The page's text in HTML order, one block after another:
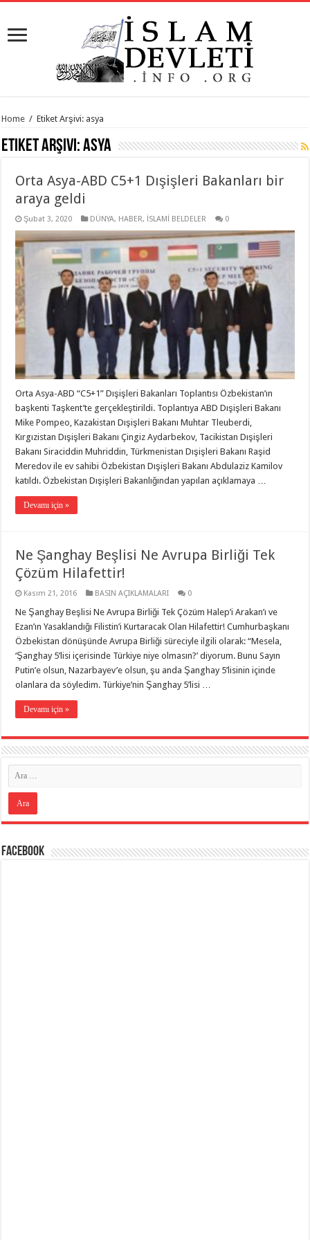
Home / Etiket Arşivi: asya
Etiket Arşivi:asya
Orta Asya-ABD C5+1 Dışişleri Bakanları bir
araya geldi
Şubat 3, 2020 DÜNYA, HABER, İSLAMİ BELDELER 0
Orta Asya-ABD “C5+1” Dışişleri Bakanları Toplantısı Özbekistan’ın
başkenti Taşkent’te gerçekleştirildi. Toplantıya ABD Dışişleri Bakanı
Mike Pompeo, Kazakistan Dışişleri Bakanı Muhtar Tleuberdi,
Kırgızistan Dışişleri Bakanı Çingiz Aydarbekov, Tacikistan Dışişleri
Bakanı Siraciddin Muhriddin, Türkmenistan Dışişleri Bakanı Raşid
Meredov ile ev sahibi Özbekistan Dışişleri Bakanı Abdulaziz Kamilov
katıldı. Özbekistan Dışişleri Bakanlığından yapılan açıklamaya …
Devamı için »
Ne Şanghay Beşlisi Ne Avrupa Birliği Tek
Çözüm Hilafettir!
Kasım 21, 2016 BASIN AÇIKLAMALARI 0
Ne Şanghay Beşlisi Ne Avrupa Birliği Tek Çözüm Halep’i Arakan’ı ve
Ezan’ın Yasaklandığı Filistin’i Kurtaracak Olan Hilafettir! Cumhurbaşkanı
Özbekistan dönüşünde Avrupa Birliği süreciyle ilgili olarak: “Mesela,
‘Şanghay 5’lisi içerisinde Türkiye niye olmasın?’ diyorum. Bunu Sayın
Putin’e olsun, Nazarbayev’e olsun, şu anda Şanghay 5’lisinin içinde
olanlara da söyledim. Türkiye’nin Şanghay 5’lisi …
Devamı için »
Facebook